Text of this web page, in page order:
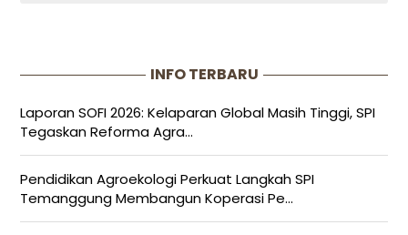
INFO TERBARU
Laporan SOFI 2026: Kelaparan Global Masih Tinggi, SPI
Tegaskan Reforma Agra...
Pendidikan Agroekologi Perkuat Langkah SPI
Temanggung Membangun Koperasi Pe...